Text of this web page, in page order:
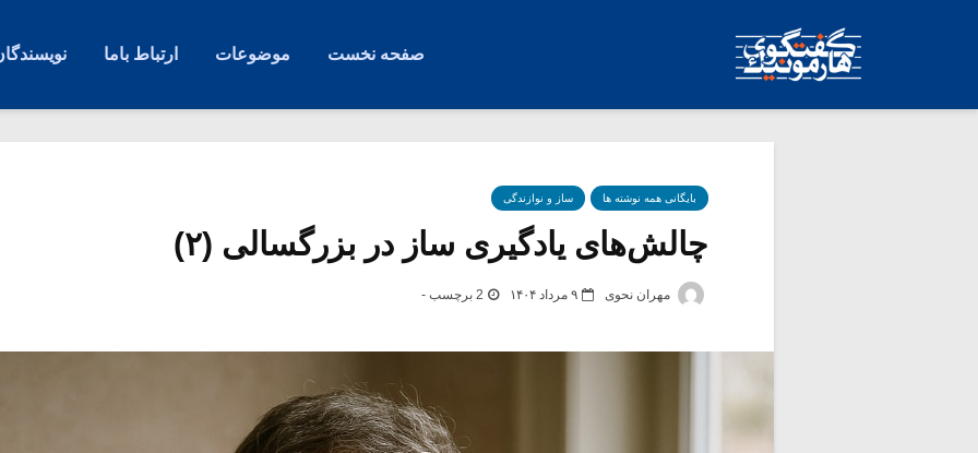
صفحه نخست موضوعات ارتباط باما
بایگانی همه نوشته ها ساز و نوازندگی
چالش‌های یادگیری ساز در بزرگسالی (۲)
مهران نحوی ۹ مرداد ۱۴۰۴ 2 برچسب -